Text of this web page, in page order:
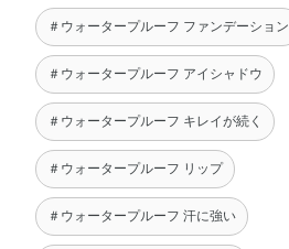
＃ウォータープルーフ ファンデーション
＃ウォータープルーフ アイシャドウ
＃ウォータープルーフ キレイが続く
＃ウォータープルーフ リップ
＃ウォータープルーフ 汗に強い